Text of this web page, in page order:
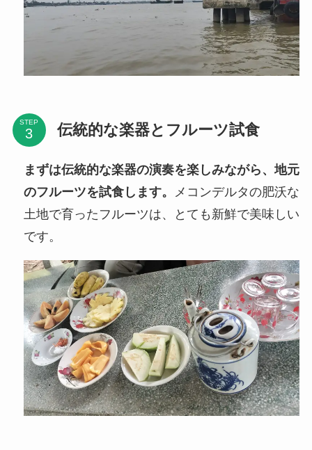
STEP 伝統的な楽器とフルーツ試食
まずは伝統的な楽器の演奏を楽しみながら、地元
のフルーツを試食します。
メコンデルタの肥沃な
土地で育ったフルーツは、とても新鮮で美味しい
です。